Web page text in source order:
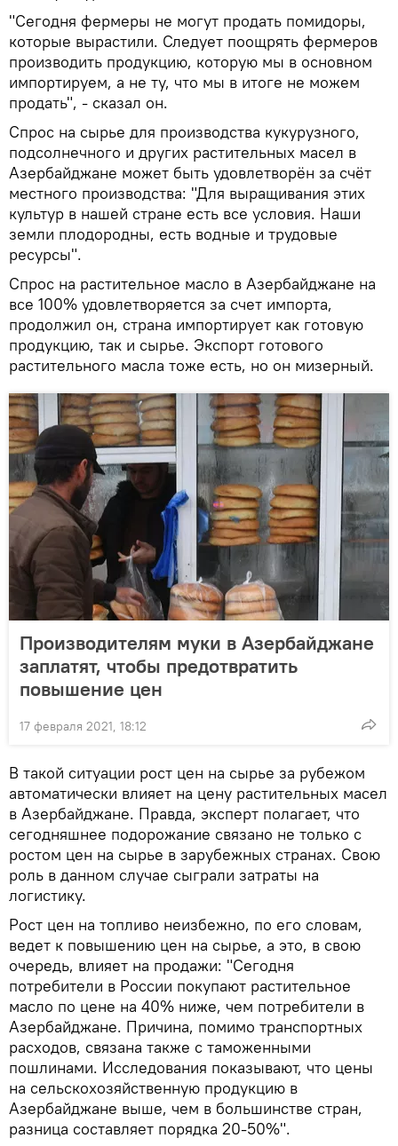
"Сегодня фермеры не могут продать помидоры,
которые вырастили. Следует поощрять фермеров
производить продукцию, которую мы в основном
импортируем, а не ту, что мы в итоге не можем
продать", - сказал он.
Спрос на сырье для производства кукурузного,
подсолнечного и других растительных масел в
Азербайджане может быть удовлетворён за счёт
местного производства: "Для выращивания этих
культур в нашей стране есть все условия. Наши
земли плодородны, есть водные и трудовые
ресурсы".
Спрос на растительное масло в Азербайджане на
все 100% удовлетворяется за счет импорта,
продолжил он, страна импортирует как готовую
продукцию, так и сырье. Экспорт готового
растительного масла тоже есть, но он мизерный.
Производителям муки в Азербайджане
заплатят, чтобы предотвратить
повышение цен
17 февраля 2021, 18:12
В такой ситуации рост цен на сырье за рубежом
автоматически влияет на цену растительных масел
в Азербайджане. Правда, эксперт полагает, что
сегодняшнее подорожание связано не только с
ростом цен на сырье в зарубежных странах. Свою
роль в данном случае сыграли затраты на
логистику.
Рост цен на топливо неизбежно, по его словам,
ведет к повышению цен на сырье, а это, в свою
очередь, влияет на продажи: "Сегодня
потребители в России покупают растительное
масло по цене на 40% ниже, чем потребители в
Азербайджане. Причина, помимо транспортных
расходов, связана также с таможенными
пошлинами. Исследования показывают, что цены
на сельскохозяйственную продукцию в
Азербайджане выше, чем в большинстве стран,
разница составляет порядка 20-50%".